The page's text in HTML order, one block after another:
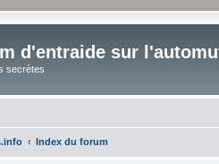
d'entraide sur
secrètes
Index du forum